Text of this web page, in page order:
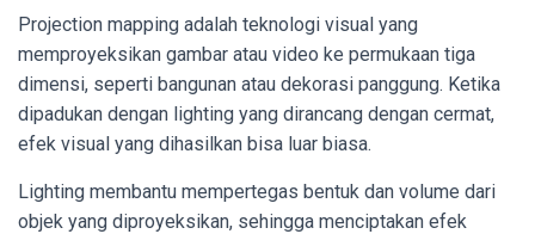
Projection mapping adalah teknologi visual yang
memproyeksikan gambar atau video ke permukaan tiga
dimensi, seperti bangunan atau dekorasi panggung. Ketika
dipadukan dengan lighting yang dirancang dengan cermat,
efek visual yang dihasilkan bisa luar biasa.
Lighting membantu mempertegas bentuk dan volume dari
objek yang diproyeksikan, sehingga menciptakan efek